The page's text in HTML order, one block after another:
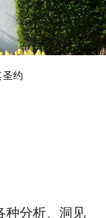
约
种分析、洞见